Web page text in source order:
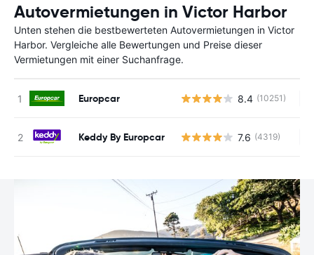
Autovermietungen in Victor Harbor
Unten stehen die bestbewerteten Autovermietungen in Victor
Harbor. Vergleiche alle Bewertungen und Preise dieser
Vermietungen mit einer Suchanfrage.
Europcar 8.4 (10251)
Keddy By Europcar 7.6 (4319)